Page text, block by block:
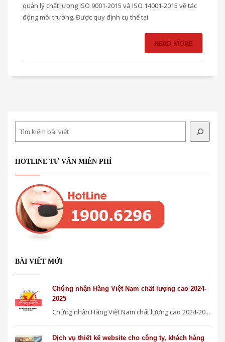
quản lý chất lượng ISO 9001-2015 và ISO 14001-2015 về tác
động môi trường. Được quy định cụ thể tại
READ MORE
HOTLINE TƯ VẤN MIỄN PHÍ
BÀI VIẾT MỚI
Chứng nhận Hàng Việt Nam chất lượng cao 2024-
2025
Chứng nhận Hàng Việt Nam chất lượng cao 2024-20...
Dịch vụ thiết kế website cho công ty, khách hàng